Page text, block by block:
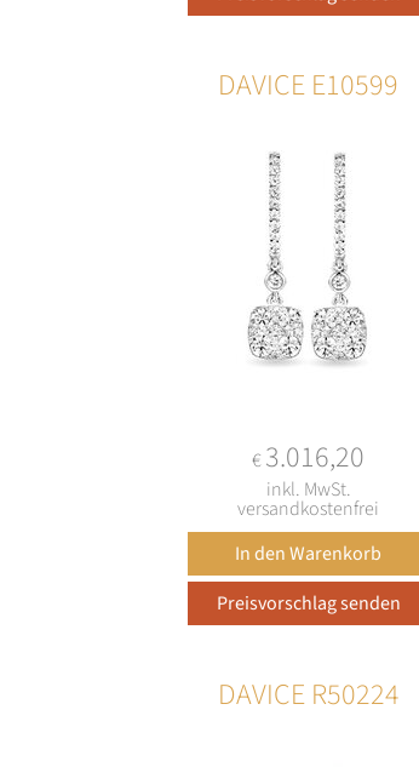
DAVICE E10599
€3.016,20
inkl. MwSt.
versandkostenfrei
DAVICE R50224